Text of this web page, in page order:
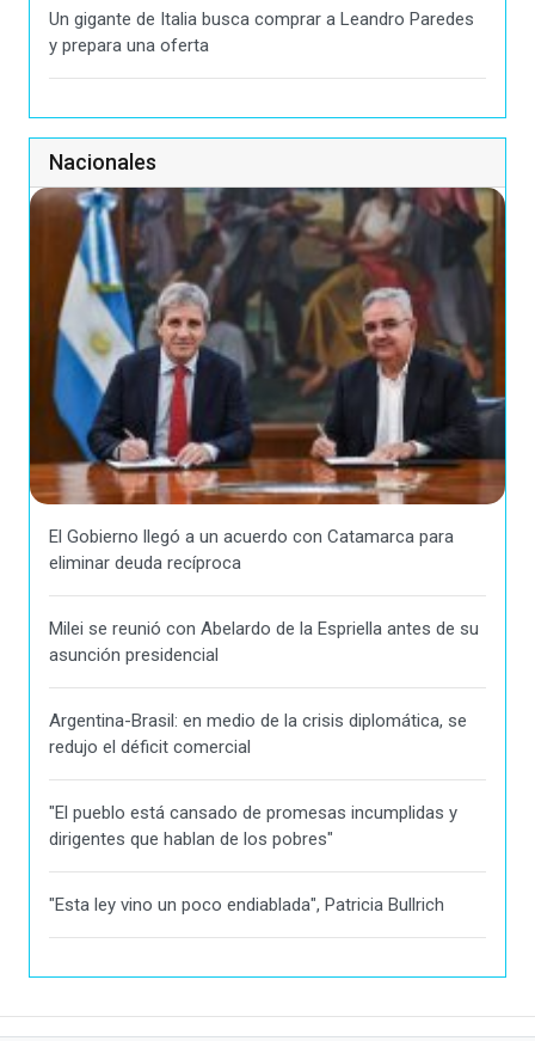
Un gigante de Italia busca comprar a Leandro Paredes
y prepara una oferta
Nacionales
El Gobierno llegó a un acuerdo con Catamarca para
eliminar deuda recíproca
Milei se reunió con Abelardo de la Espriella antes de su
asunción presidencial
Argentina-Brasil: en medio de la crisis diplomática, se
redujo el déficit comercial
"El pueblo está cansado de promesas incumplidas y
dirigentes que hablan de los pobres"
"Esta ley vino un poco endiablada", Patricia Bullrich